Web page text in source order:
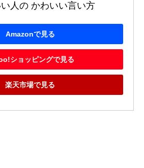
人の かわいい言い方
Amazonで見る
ショッピングで見る
楽天市場で見る